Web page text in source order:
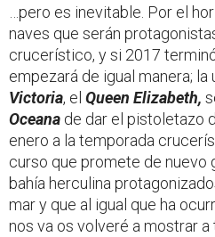
…pero es inevitable. Por el
naves que serán
crucerístico, y si 2017
empezará de igual manera; la
Victoria, el Queen Elizabeth,
Oceana de dar el pistoletazo
enero a la temporada
curso que promete de nuevo
bahía herculina
mar y que al igual que ha
nos va os volveré a mostrar